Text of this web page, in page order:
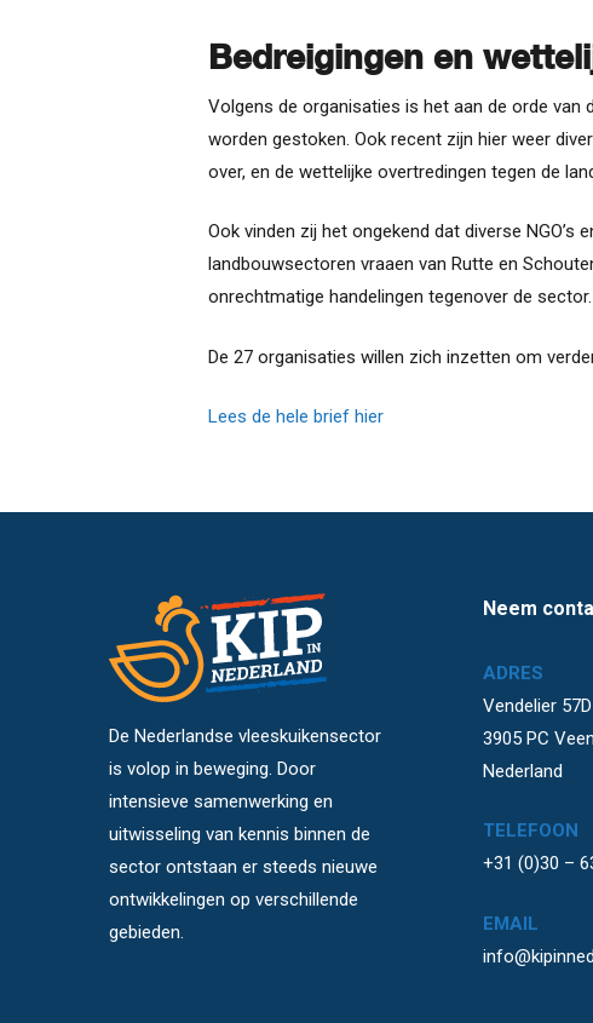
Bedreigingen en
Volgens de organisaties is het aan de orde van
worden gestoken. Ook recent zijn hier weer
over, en de wettelijke overtredingen tegen de
Ook vinden zij het ongekend dat diverse
landbouwsectoren vraaen van Rutte en
onrechtmatige handelingen tegenover de sector.
De 27 organisaties willen zich inzetten om
Lees de hele brief hier
De Nederlandse vleeskuikensector
is volop in beweging. Door
intensieve samenwerking en
uitwisseling van kennis binnen de
sector ontstaan er steeds nieuwe
ontwikkelingen op verschillende
gebieden.
Neem
ADRES
Vendelier 57D
3905 PC
Nederland
TELEFOON
+31 (0)30 –
EMAIL